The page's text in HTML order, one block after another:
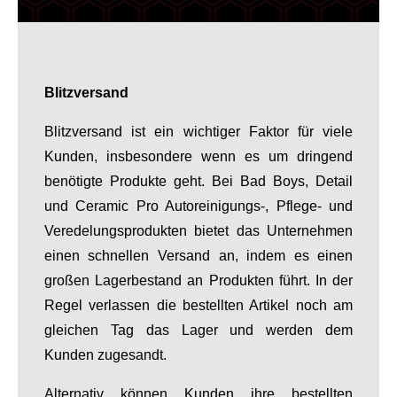
Blitzversand
Blitzversand ist ein wichtiger Faktor für viele
Kunden, insbesondere wenn es um dringend
benötigte Produkte geht. Bei Bad Boys, Detail
und Ceramic Pro Autoreinigungs-, Pflege- und
Veredelungsprodukten bietet das Unternehmen
einen schnellen Versand an, indem es einen
großen Lagerbestand an Produkten führt. In der
Regel verlassen die bestellten Artikel noch am
gleichen Tag das Lager und werden dem
Kunden zugesandt.
Alternativ können Kunden ihre bestellten